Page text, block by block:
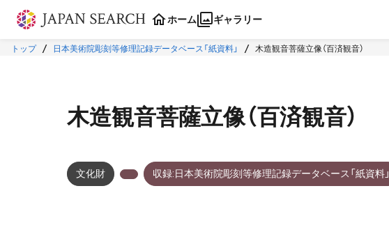
本文に飛ぶ
ホーム ギャラリー
トップ 日本美術院彫刻等修理記録データベース「紙資料」 木造観音菩薩立像（百済観音）
木造観音菩薩立像（百済観音）
文化財 収録:日本美術院彫刻等修理記録データベース「紙資料」